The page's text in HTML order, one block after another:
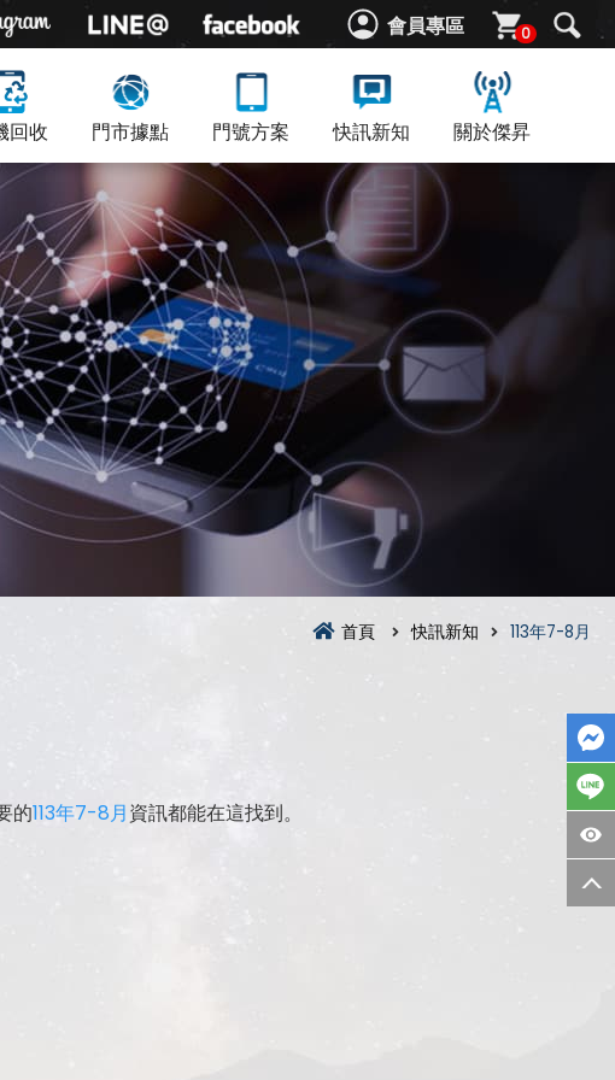
會員專區 0
回收 門市據點 門號方案 快訊新知 關於傑昇
首頁 快訊新知 113年7-8月
的113年7-8月資訊都能在這找到。